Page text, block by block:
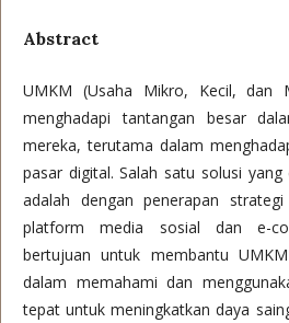
Abstract
UMKM (Usaha Mikro, Kecil, dan
menghadapi tantangan besar
mereka, terutama dalam
pasar digital. Salah satu solusi
adalah dengan penerapan
platform media sosial dan e-
bertujuan untuk membantu
dalam memahami dan
tepat untuk meningkatkan daya